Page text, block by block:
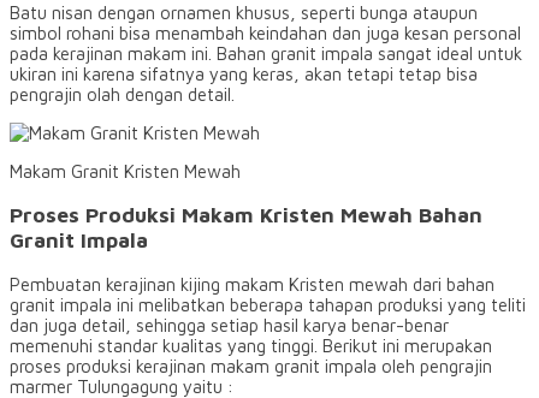
Batu nisan dengan ornamen khusus, seperti bunga ataupun
simbol rohani bisa menambah keindahan dan juga kesan personal
pada kerajinan makam ini. Bahan granit impala sangat ideal untuk
ukiran ini karena sifatnya yang keras, akan tetapi tetap bisa
pengrajin olah dengan detail.
Makam Granit Kristen Mewah
Proses Produksi Makam Kristen Mewah Bahan
Granit Impala
Pembuatan kerajinan kijing makam Kristen mewah dari bahan
granit impala ini melibatkan beberapa tahapan produksi yang teliti
dan juga detail, sehingga setiap hasil karya benar-benar
memenuhi standar kualitas yang tinggi. Berikut ini merupakan
proses produksi kerajinan makam granit impala oleh pengrajin
marmer Tulungagung yaitu :